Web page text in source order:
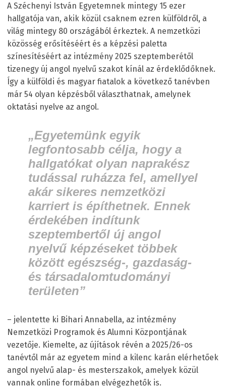
A Széchenyi István Egyetemnek mintegy 15 ezer
hallgatója van, akik közül csaknem ezren külföldről, a
világ mintegy 80 országából érkeztek. A nemzetközi
közösség erősítéséért és a képzési paletta
színesítéséért az intézmény 2025 szeptemberétől
tizenegy új angol nyelvű szakot kínál az érdeklődőknek.
Így a külföldi és magyar fiatalok a következő tanévben
már 54 olyan képzésből választhatnak, amelynek
oktatási nyelve az angol.
„Egyetemünk egyik
legfontosabb célja, hogy a
hallgatókat olyan naprakész
tudással ruházza fel, amellyel
akár sikeres nemzetközi
karriert is építhetnek. Ennek
érdekében indítunk
szeptembertől új angol
nyelvű képzéseket többek
között egészség-, gazdaság-
és társadalomtudományi
területen”
– jelentette ki Bihari Annabella, az intézmény
Nemzetközi Programok és Alumni Központjának
vezetője. Kiemelte, az újítások révén a 2025/26-os
tanévtől már az egyetem mind a kilenc karán elérhetőek
angol nyelvű alap- és mesterszakok, amelyek közül
vannak online formában elvégezhetők is.